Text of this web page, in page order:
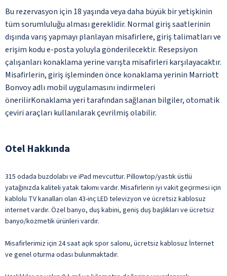
Bu rezervasyon için 18 yaşında veya daha büyük bir yetişkinin
tüm sorumluluğu alması gereklidir. Normal giriş saatlerinin
dışında varış yapmayı planlayan misafirlere, giriş talimatları ve
erişim kodu e-posta yoluyla gönderilecektir. Resepsiyon
çalışanları konaklama yerine varışta misafirleri karşılayacaktır.
Misafirlerin, giriş işleminden önce konaklama yerinin Marriott
Bonvoy adlı mobil uygulamasını indirmeleri
önerilirKonaklama yeri tarafından sağlanan bilgiler, otomatik
çeviri araçları kullanılarak çevrilmiş olabilir.
Otel Hakkında
315 odada buzdolabı ve iPad mevcuttur. Pillowtop/yastık üstlü
yatağınızda kaliteli yatak takımı vardır. Misafirlerin iyi vakit geçirmesi için
kablolu TV kanalları olan 43-inç LED televizyon ve ücretsiz kablosuz
internet vardır. Özel banyo, duş kabini, geniş duş başlıkları ve ücretsiz
banyo/kozmetik ürünleri vardır.
Misafirlerimiz için 24 saat açık spor salonu, ücretsiz kablosuz İnternet
ve genel oturma odası bulunmaktadır.